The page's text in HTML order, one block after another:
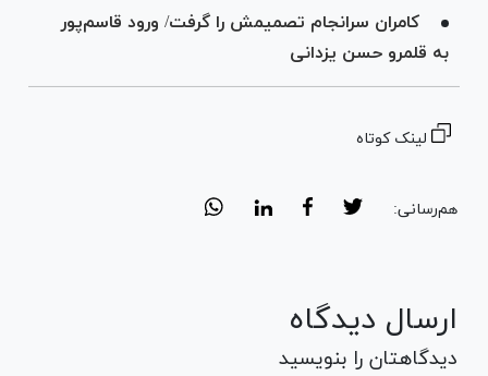
کامران سرانجام تصمیمش را گرفت/ ورود قاسم‌پور
به قلمرو حسن یزدانی
لینک کوتاه
هم‌رسانی:
ارسال دیدگاه
دیدگاهتان را بنویسید